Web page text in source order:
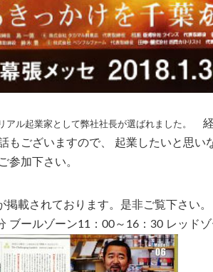
ル起業家として弊社社長が選ばれました。
経
ございますので、 起業したいと思い
加下さい。
載されております。是非ご覧下さい
ールゾーン11：00～16：30 レッドゾ